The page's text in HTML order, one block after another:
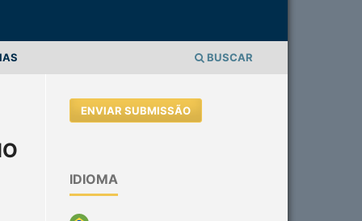
BUSCAR
ENVIAR SUBMISSÃO
IDIOMA